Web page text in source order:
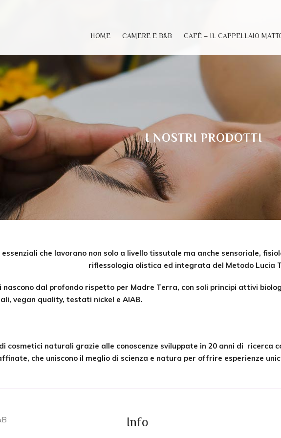
HOME CAMERE E B&B CAFÈ – IL CAPPELLAIO
I NOSTRI PRODOTTI
che lavorano non solo a livello tissutale ma anche sensoriale,
riflessologia olistica ed integrata del Metodo Lucia
nascono dal profondo rispetto per Madre Terra, con soli principi attivi
vegan quality, testati nickel e AIAB.
cosmetici naturali grazie alle conoscenze sviluppate in 20 anni di ricerca
che uniscono il meglio di scienza e natura per offrire esperienze
Info